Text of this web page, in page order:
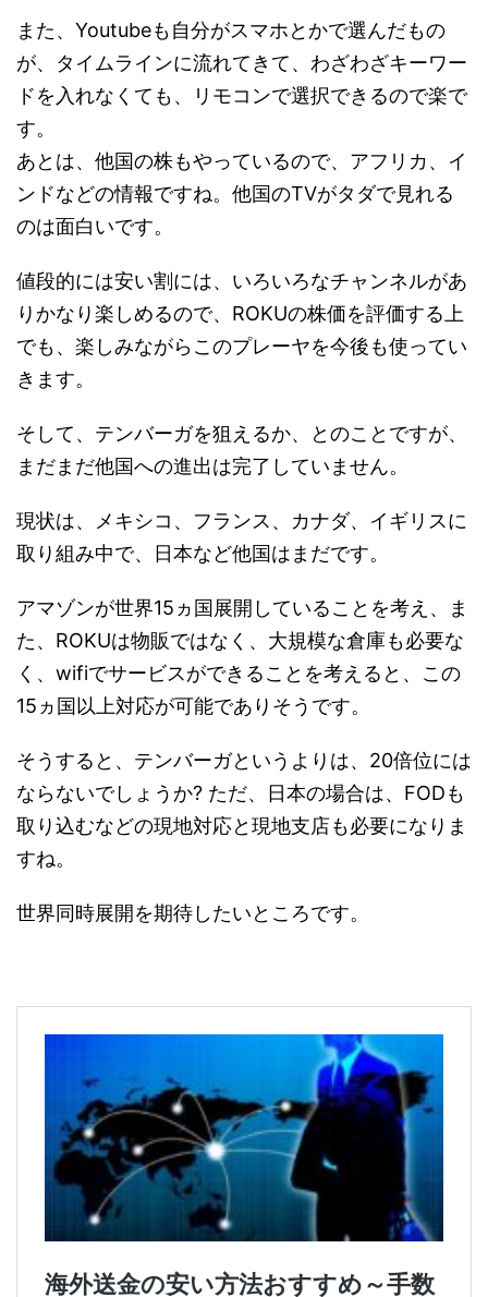
また、Youtubeも自分がスマホとかで選んだもの
が、タイムラインに流れてきて、わざわざキーワー
ドを入れなくても、リモコンで選択できるので楽で
す。
あとは、他国の株もやっているので、アフリカ、イ
ンドなどの情報ですね。他国のTVがタダで見れる
のは面白いです。
値段的には安い割には、いろいろなチャンネルがあ
りかなり楽しめるので、ROKUの株価を評価する上
でも、楽しみながらこのプレーヤを今後も使ってい
きます。
そして、テンバーガを狙えるか、とのことですが、
まだまだ他国への進出は完了していません。
現状は、メキシコ、フランス、カナダ、イギリスに
取り組み中で、日本など他国はまだです。
アマゾンが世界15ヵ国展開していることを考え、ま
た、ROKUは物販ではなく、大規模な倉庫も必要な
く、wifiでサービスができることを考えると、この
15ヵ国以上対応が可能でありそうです。
そうすると、テンバーガというよりは、20倍位には
ならないでしょうか? ただ、日本の場合は、FODも
取り込むなどの現地対応と現地支店も必要になりま
すね。
世界同時展開を期待したいところです。